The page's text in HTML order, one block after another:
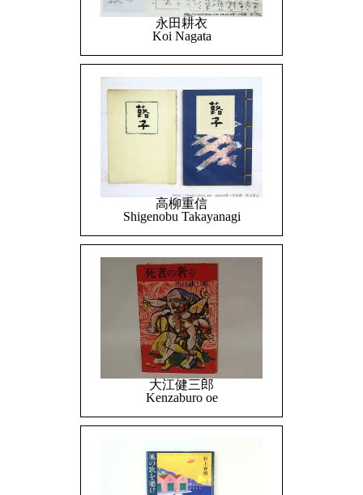
永田耕衣
Koi Nagata
高柳重信
Shigenobu Takayanagi
大江健三郎
Kenzaburo oe